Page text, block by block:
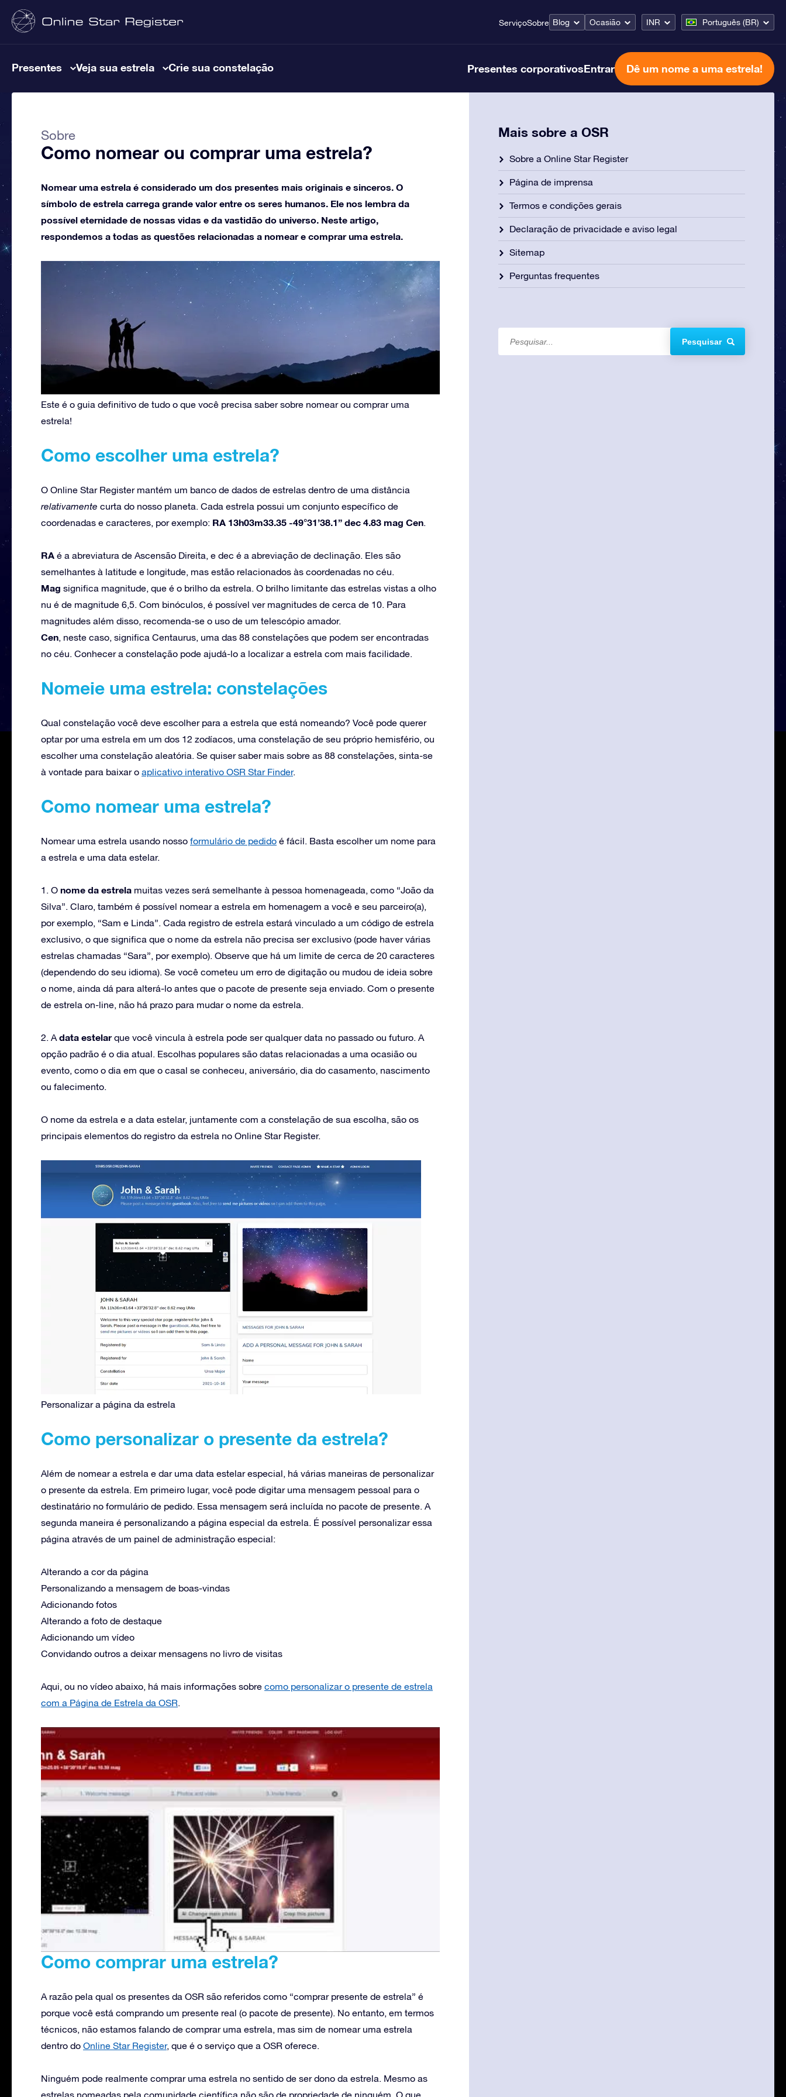
ServiçoSobre Blog Ocasião INR Português (BR)
Presentes Veja sua estrela Crie sua constelação Presentes corporativosEntrar Dê um nome a uma estrela!
Sobre
Como nomear ou comprar uma estrela?
Nomear uma estrela é considerado um dos presentes mais originais e sinceros. O
símbolo de estrela carrega grande valor entre os seres humanos. Ele nos lembra da
possível eternidade de nossas vidas e da vastidão do universo. Neste artigo,
respondemos a todas as questões relacionadas a nomear e comprar uma estrela.
Este é o guia definitivo de tudo o que você precisa saber sobre nomear ou comprar uma
estrela!
Como escolher uma estrela?
O Online Star Register mantém um banco de dados de estrelas dentro de uma distância
relativamente curta do nosso planeta. Cada estrela possui um conjunto específico de
coordenadas e caracteres, por exemplo: RA 13h03m33.35 -49°31’38.1” dec 4.83 mag Cen.
RA é a abreviatura de Ascensão Direita, e dec é a abreviação de declinação. Eles são
semelhantes à latitude e longitude, mas estão relacionados às coordenadas no céu.
Mag significa magnitude, que é o brilho da estrela. O brilho limitante das estrelas vistas a olho
nu é de magnitude 6,5. Com binóculos, é possível ver magnitudes de cerca de 10. Para
magnitudes além disso, recomenda-se o uso de um telescópio amador.
Cen, neste caso, significa Centaurus, uma das 88 constelações que podem ser encontradas
no céu. Conhecer a constelação pode ajudá-lo a localizar a estrela com mais facilidade.
Nomeie uma estrela: constelações
Qual constelação você deve escolher para a estrela que está nomeando? Você pode querer
optar por uma estrela em um dos 12 zodíacos, uma constelação de seu próprio hemisfério, ou
escolher uma constelação aleatória. Se quiser saber mais sobre as 88 constelações, sinta-se
à vontade para baixar o aplicativo interativo OSR Star Finder.
Como nomear uma estrela?
Nomear uma estrela usando nosso formulário de pedido é fácil. Basta escolher um nome para
a estrela e uma data estelar.
1. O nome da estrela muitas vezes será semelhante à pessoa homenageada, como “João da
Silva”. Claro, também é possível nomear a estrela em homenagem a você e seu parceiro(a),
por exemplo, “Sam e Linda”. Cada registro de estrela estará vinculado a um código de estrela
exclusivo, o que significa que o nome da estrela não precisa ser exclusivo (pode haver várias
estrelas chamadas “Sara”, por exemplo). Observe que há um limite de cerca de 20 caracteres
(dependendo do seu idioma). Se você cometeu um erro de digitação ou mudou de ideia sobre
o nome, ainda dá para alterá-lo antes que o pacote de presente seja enviado. Com o presente
de estrela on-line, não há prazo para mudar o nome da estrela.
2. A data estelarque você vincula à estrela pode ser qualquer data no passado ou futuro. A
opção padrão é o dia atual. Escolhas populares são datas relacionadas a uma ocasião ou
evento, como o dia em que o casal se conheceu, aniversário, dia do casamento, nascimento
ou falecimento.
O nome da estrela e a data estelar, juntamente com a constelação de sua escolha, são os
principais elementos do registro da estrela no Online Star Register.
Personalizar a página da estrela
Como personalizar o presente da estrela?
Além de nomear a estrela e dar uma data estelar especial, há várias maneiras de personalizar
o presente da estrela. Em primeiro lugar, você pode digitar uma mensagem pessoal para o
destinatário no formulário de pedido. Essa mensagem será incluída no pacote de presente. A
segunda maneira é personalizando a página especial da estrela. É possível personalizar essa
página através de um painel de administração especial:
Alterando a cor da página
Personalizando a mensagem de boas-vindas
Adicionando fotos
Alterando a foto de destaque
Adicionando um vídeo
Convidando outros a deixar mensagens no livro de visitas
Aqui, ou no vídeo abaixo, há mais informações sobre como personalizar o presente de estrela
com a Página de Estrela da OSR.
Como comprar uma estrela?
A razão pela qual os presentes da OSR são referidos como “comprar presente de estrela” é
porque você está comprando um presente real (o pacote de presente). No entanto, em termos
técnicos, não estamos falando de comprar uma estrela, mas sim de nomear uma estrela
dentro do Online Star Register, que é o serviço que a OSR oferece.
Ninguém pode realmente comprar uma estrela no sentido de ser dono da estrela. Mesmo as
estrelas nomeadas pela comunidade científica não são de propriedade de ninguém. O que
Mais sobre a OSR
Sobre a Online Star Register
Página de imprensa
Termos e condições gerais
Declaração de privacidade e aviso legal
Sitemap
Perguntas frequentes
Pesquisar